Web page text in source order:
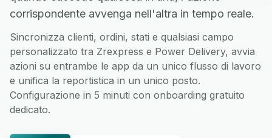
corrispondente avvenga nell'altra in tempo reale.
Sincronizza clienti, ordini, stati e qualsiasi campo
personalizzato tra Zrexpress e Power Delivery, avvia
azioni su entrambe le app da un unico flusso di lavoro
e unifica la reportistica in un unico posto.
Configurazione in 5 minuti con onboarding gratuito
dedicato.